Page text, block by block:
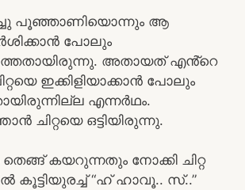
പൂഞ്ഞാണിയൊന്നും ആ
പോലും
അതായത് എൻ്റെ
ഇക്കിളിയാക്കാൻ പോലും
എന്നർഥം.
ചിറ്റയെ ഒട്ടിയിരുന്നു.
തെങ്ങ് കയറുന്നതും നോക്കി ചിറ്റ
കൂട്ടിയുരച്ച് “ഹ് ഹാവൂ.. സ്..”